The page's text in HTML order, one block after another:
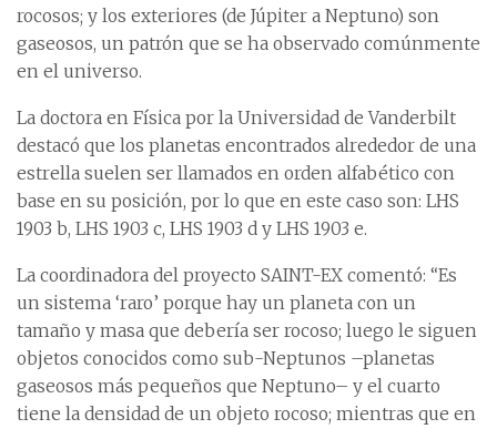
rocosos; y los exteriores (de Júpiter a Neptuno) son
gaseosos, un patrón que se ha observado comúnmente
en el universo.
La doctora en Física por la Universidad de Vanderbilt
destacó que los planetas encontrados alrededor de una
estrella suelen ser llamados en orden alfabético con
base en su posición, por lo que en este caso son: LHS
1903 b, LHS 1903 c, LHS 1903 d y LHS 1903 e.
La coordinadora del proyecto SAINT-EX comentó: “Es
un sistema ‘raro’ porque hay un planeta con un
tamaño y masa que debería ser rocoso; luego le siguen
objetos conocidos como sub-Neptunos –planetas
gaseosos más pequeños que Neptuno– y el cuarto
tiene la densidad de un objeto rocoso; mientras que en